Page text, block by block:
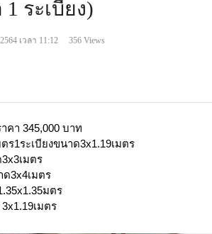
ระเบียง)
เวลา 11:12 356 Views
คา 345,000 บาท
ร1ระเบียงขนาด3x1.19เมตร
เมตร
ด3x4เมตร
มตร
เมตร